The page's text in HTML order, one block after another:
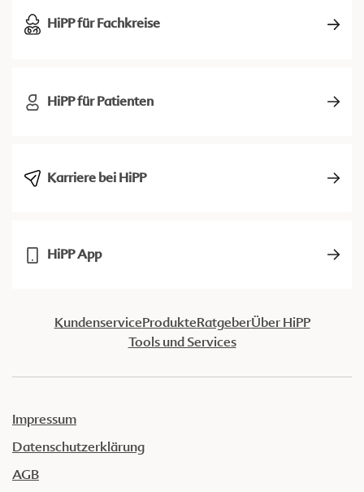
HiPP für Fachkreise
HiPP für Patienten
Karriere bei HiPP
HiPP App
KundenserviceProdukteRatgeberÜber HiPP
Tools und Services
Impressum
Datenschutzerklärung
AGB